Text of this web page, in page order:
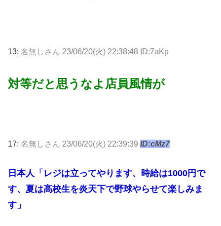
13: 名無しさん 23/06/20(火) 22:38:48 ID:7aKp
対等だと思うなよ店員風情が
17: 名無しさん 23/06/20(火) 22:39:39 ID:cMz7
日本人「レジは立ってやります、時給は1000円で
す、夏は高校生を炎天下で野球やらせて楽しみま
す」